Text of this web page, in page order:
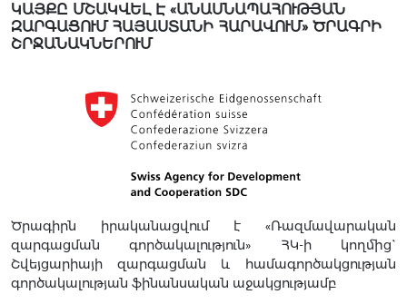
ԿԱՅՔԸ ՄՇԱԿՎԵԼ Է «ԱՆԱՍՆԱՊԱՀՈՒԹՅԱՆ
ԶԱՐԳԱՑՈՒՄ ՀԱՅԱՍՏԱՆԻ ՀԱՐԱՎՈՒՄ» ԾՐԱԳՐԻ
ՇՐՋԱՆԱԿՆԵՐՈՒՄ
Ծրագիրն իրականացվում է «Ռազմավարական
զարգացման գործակալություն» ՀԿ-ի կողմից`
Շվեյցարիայի զարգացման և համագործակցության
գործակալության ֆինանսական աջակցությամբ